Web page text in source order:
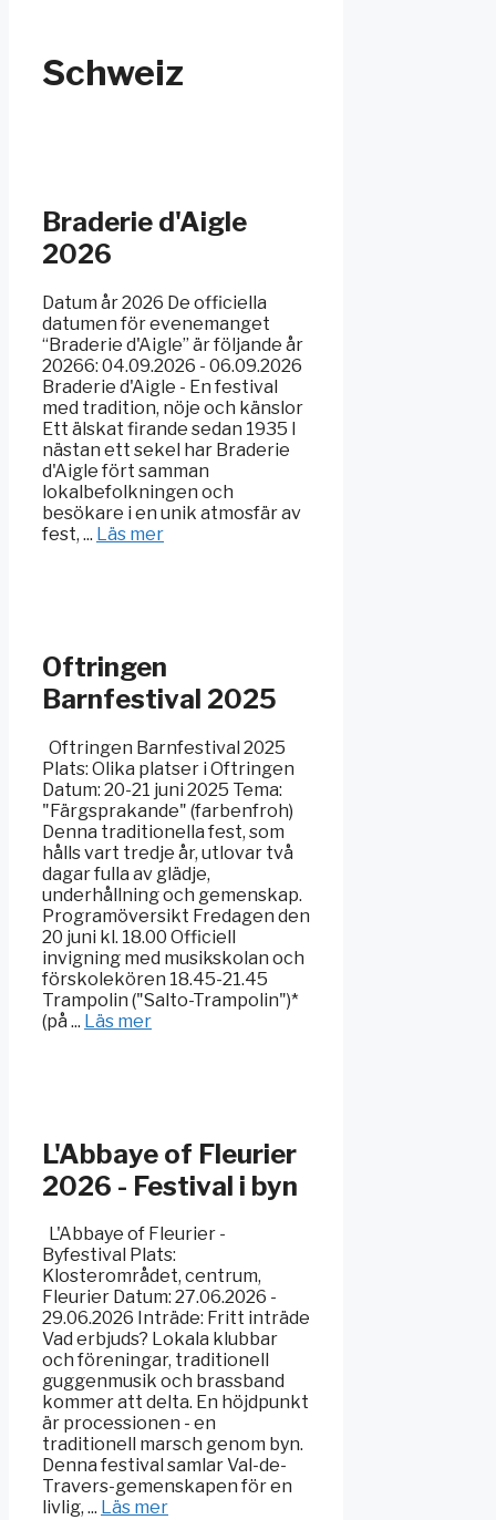
Schweiz
Braderie d'Aigle
2026
Datum år 2026 De officiella
datumen för evenemanget
“Braderie d'Aigle” är följande år
20266: 04.09.2026 - 06.09.2026
Braderie d'Aigle - En festival
med tradition, nöje och känslor
Ett älskat firande sedan 1935 I
nästan ett sekel har Braderie
d'Aigle fört samman
lokalbefolkningen och
besökare i en unik atmosfär av
fest, ... Läs mer
Oftringen
Barnfestival 2025
Oftringen Barnfestival 2025
Plats: Olika platser i Oftringen
Datum: 20-21 juni 2025 Tema:
"Färgsprakande" (farbenfroh)
Denna traditionella fest, som
hålls vart tredje år, utlovar två
dagar fulla av glädje,
underhållning och gemenskap.
Programöversikt Fredagen den
20 juni kl. 18.00 Officiell
invigning med musikskolan och
förskolekören 18.45-21.45
Trampolin ("Salto-Trampolin")*
(på ... Läs mer
L'Abbaye of Fleurier
2026 - Festival i byn
L'Abbaye of Fleurier -
Byfestival Plats:
Klosterområdet, centrum,
Fleurier Datum: 27.06.2026 -
29.06.2026 Inträde: Fritt inträde
Vad erbjuds? Lokala klubbar
och föreningar, traditionell
guggenmusik och brassband
kommer att delta. En höjdpunkt
är processionen - en
traditionell marsch genom byn.
Denna festival samlar Val-de-
Travers-gemenskapen för en
livlig, ... Läs mer